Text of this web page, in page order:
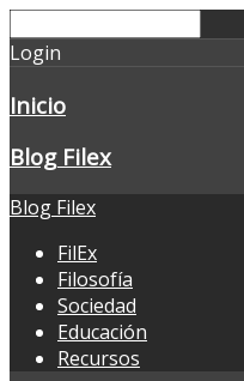
Login
Inicio
Blog Filex
Blog Filex
FilEx
Filosofía
Sociedad
Educación
Recursos